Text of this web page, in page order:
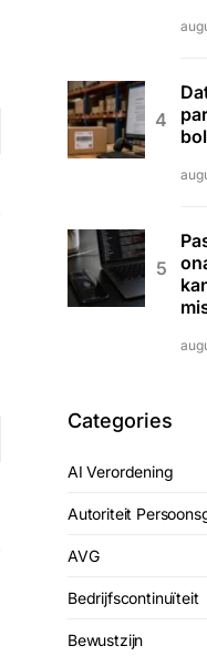
Categories
AI Verordening
Autoriteit
AVG
Bedrijfscontinuïteit
Bewustzijn